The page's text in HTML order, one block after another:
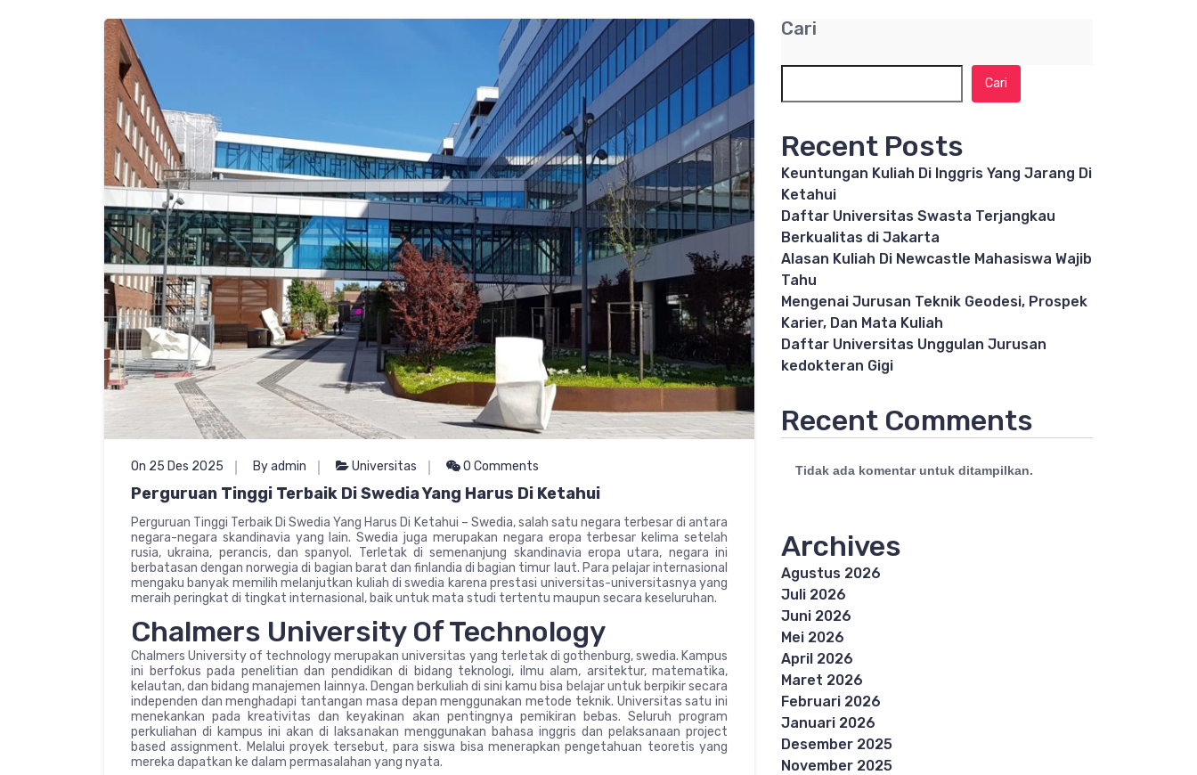
On 25 Des 2025 By admin Universitas 0 Comments
Perguruan Tinggi Terbaik Di Swedia Yang Harus Di Ketahui
Perguruan Tinggi Terbaik Di Swedia Yang Harus Di Ketahui – Swedia, salah satu negara terbesar di antara
negara-negara skandinavia yang lain. Swedia juga merupakan negara eropa terbesar kelima setelah
rusia, ukraina, perancis, dan spanyol. Terletak di semenanjung skandinavia eropa utara, negara ini
berbatasan dengan norwegia di bagian barat dan finlandia di bagian timur laut. Para pelajar internasional
mengaku banyak memilih melanjutkan kuliah di swedia karena prestasi universitas-universitasnya yang
meraih peringkat di tingkat internasional, baik untuk mata studi tertentu maupun secara keseluruhan.
Chalmers University Of Technology
Chalmers University of technology merupakan universitas yang terletak di gothenburg, swedia. Kampus
ini berfokus pada penelitian dan pendidikan di bidang teknologi, ilmu alam, arsitektur, matematika,
kelautan, dan bidang manajemen lainnya. Dengan berkuliah di sini kamu bisa belajar untuk berpikir secara
independen dan menghadapi tantangan masa depan menggunakan metode teknik. Universitas satu ini
menekankan pada kreativitas dan keyakinan akan pentingnya pemikiran bebas. Seluruh program
perkuliahan di kampus ini akan di laksanakan menggunakan bahasa inggris dan pelaksanaan project
based assignment. Melalui proyek tersebut, para siswa bisa menerapkan pengetahuan teoretis yang
mereka dapatkan ke dalam permasalahan yang nyata.
Cari
Cari
Recent Posts
Keuntungan Kuliah Di Inggris Yang Jarang Di
Ketahui
Daftar Universitas Swasta Terjangkau
Berkualitas di Jakarta
Alasan Kuliah Di Newcastle Mahasiswa Wajib
Tahu
Mengenai Jurusan Teknik Geodesi, Prospek
Karier, Dan Mata Kuliah
Daftar Universitas Unggulan Jurusan
kedokteran Gigi
Recent Comments
Tidak ada komentar untuk ditampilkan.
Archives
Agustus 2026
Juli 2026
Juni 2026
Mei 2026
April 2026
Maret 2026
Februari 2026
Januari 2026
Desember 2025
November 2025